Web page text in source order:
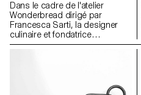
Dans le cadre de l'atelier
Wonderbread dirigé par
Francesca Sarti, la designer
culinaire et fondatrice
d'Arabeschi di Latte, les
d'imaginer de nouveaux pains